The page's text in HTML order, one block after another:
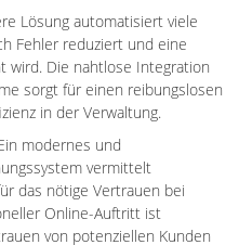
Lösung automatisiert viele
Fehler reduziert und eine
wird. Die nahtlose Integration
sorgt für einen reibungslosen
in der Verwaltung.
modernes und
vermittelt
das nötige Vertrauen bei
Online-Auftritt ist
von potenziellen Kunden